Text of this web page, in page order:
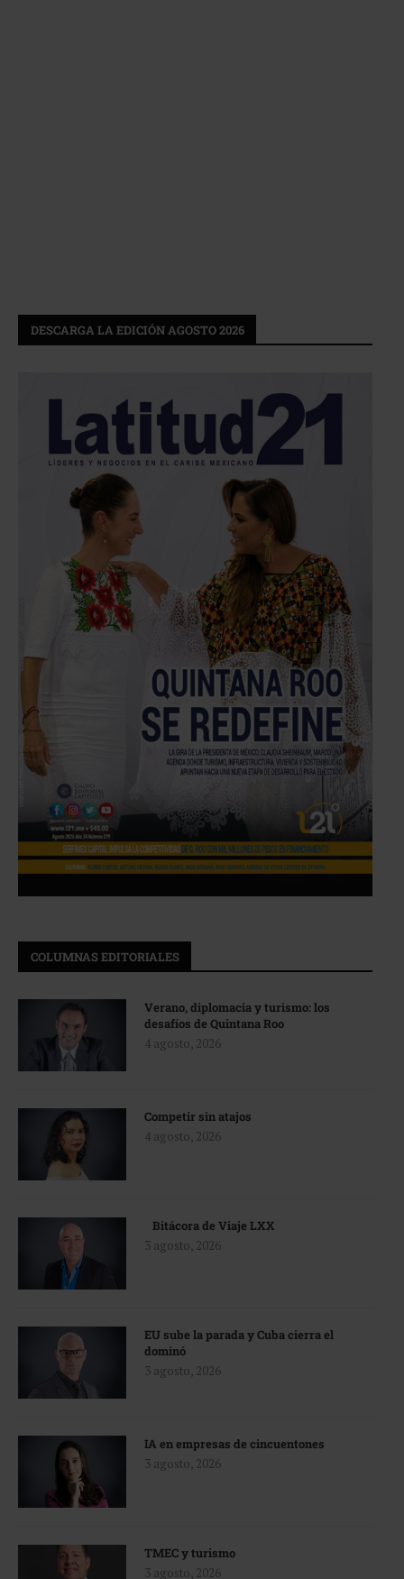
DESCARGA LA EDICIÓN AGOSTO 2026
COLUMNAS EDITORIALES
Verano, diplomacia y turismo: los
desafíos de Quintana Roo
4 agosto, 2026
Competir sin atajos
4 agosto, 2026
Bitácora de Viaje LXX
3 agosto, 2026
EU sube la parada y Cuba cierra el
dominó
3 agosto, 2026
IA en empresas de cincuentones
3 agosto, 2026
TMEC y turismo
3 agosto, 2026